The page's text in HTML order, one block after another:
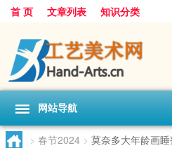
首 页 文章列表 知识分类
网站导航
> 春节2024 > 莫奈多大年龄画